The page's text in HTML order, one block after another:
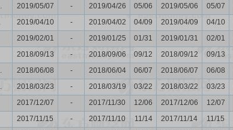
2019/05/07 - 2019/04/26 05/06 2019/05/06 05/07
2019/04/10 - 2019/04/02 04/09 2019/04/09 04/10
2019/02/01 - 2019/01/25 01/31 2019/01/31 02/01
2018/09/13 - 2018/09/06 09/12 2018/09/12 09/13
2018/06/08 - 2018/06/04 06/07 2018/06/07 06/08
2018/03/23 - 2018/03/19 03/22 2018/03/22 03/23
2017/12/07 - 2017/11/30 12/06 2017/12/06 12/07
2017/11/15 - 2017/11/10 11/14 2017/11/14 11/15